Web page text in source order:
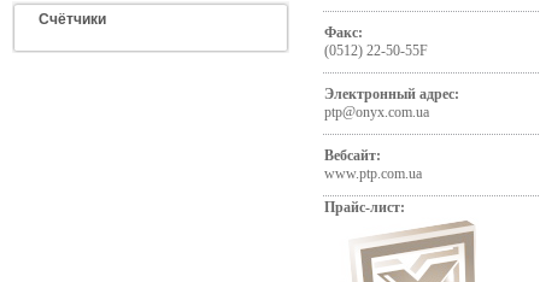
Счётчики
Факс:
(0512) 22-50-55F
Электронный адрес:
ptp@onyx.com.ua
Вебсайт:
www.ptp.com.ua
Прайс-лист: